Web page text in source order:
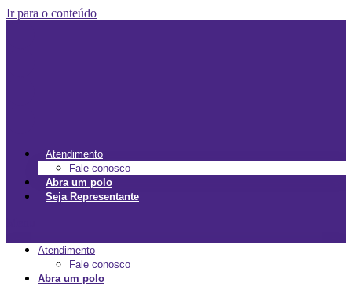
Ir para o conteúdo
Atendimento
Fale conosco
Abra um polo
Seja Representante
Atendimento
Fale conosco
Abra um polo